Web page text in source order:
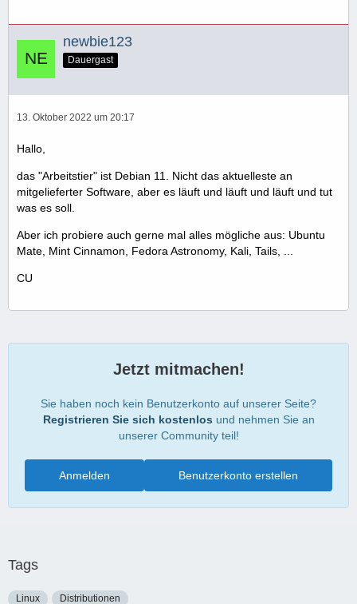
newbie123
Dauergast
13. Oktober 2022 um 20:17
Hallo,
das "Arbeitstier" ist Debian 11. Nicht das aktuelleste an
mitgelieferter Software, aber es läuft und läuft und läuft und tut
was es soll.
Aber ich probiere auch gerne mal alles mögliche aus: Ubuntu
Mate, Mint Cinnamon, Fedora Astronomy, Kali, Tails, ...
CU
Jetzt mitmachen!
Sie haben noch kein Benutzerkonto auf unserer Seite?
Registrieren Sie sich kostenlos und nehmen Sie an
unserer Community teil!
Benutzerkonto erstellen
Anmelden
Tags
Linux Distributionen